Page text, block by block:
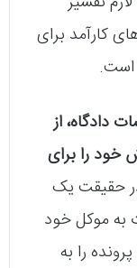
کارآمد برای
است.
دادگاه، از
خود را برای
حقیقت یک
موکل خود
را به